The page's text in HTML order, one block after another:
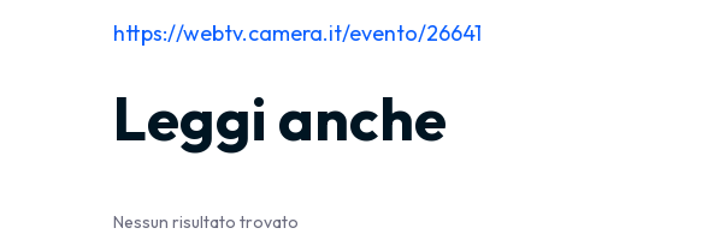
https://webtv.camera.it/evento/26641
Leggi anche
Nessun risultato trovato